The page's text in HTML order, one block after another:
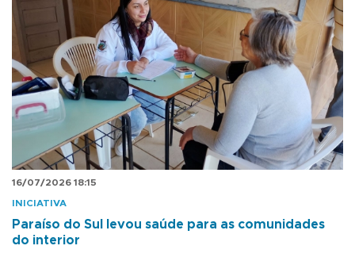
16/07/2026 18:15
INICIATIVA
Paraíso do Sul levou saúde para as comunidades
do interior